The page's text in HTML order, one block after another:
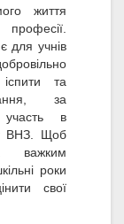
життя
для учнів
та
за
участь в
у ВНЗ. Щоб
важким
роки
свої